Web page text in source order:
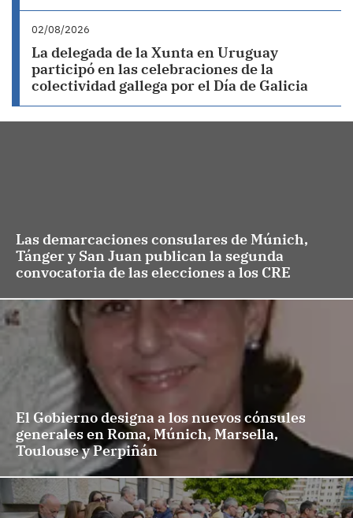
02/08/2026
La delegada de la Xunta en Uruguay
participó en las celebraciones de la
colectividad gallega por el Día de Galicia
Las demarcaciones consulares de Múnich,
Tánger y San Juan publican la segunda
convocatoria de las elecciones a los CRE
El Gobierno designa a los nuevos cónsules
generales en Roma, Múnich, Marsella,
Toulouse y Perpiñán